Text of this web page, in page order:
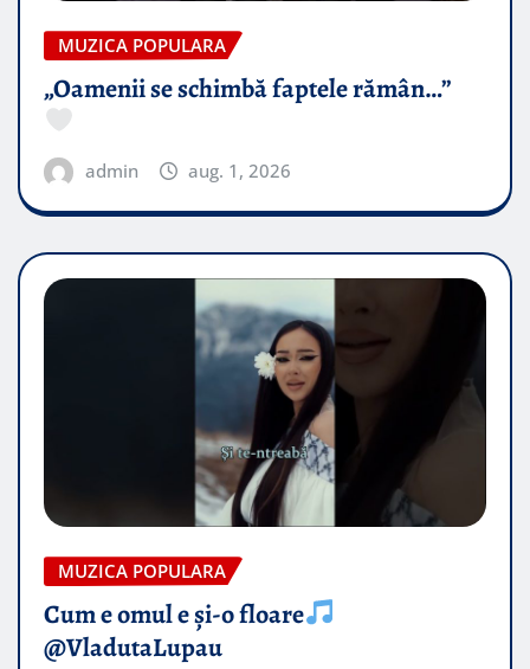
MUZICA POPULARA
„Oamenii se schimbă faptele rămân…”
admin aug. 1, 2026
MUZICA POPULARA
Cum e omul e și-o floare
@VladutaLupau